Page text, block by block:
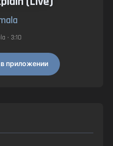
• 3:10
приложении